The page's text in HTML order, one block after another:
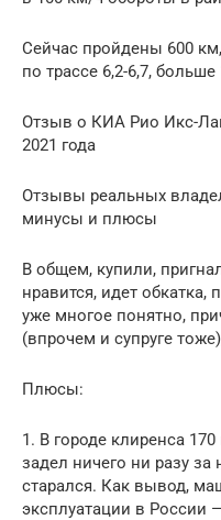
Сейчас пройдены 600
по трассе 6,2-6,7,
Отзыв о КИА Рио Икс-
2021 года
Отзывы реальных
минусы и плюсы
В общем, купили,
нравится, идет обкатка,
уже многое понятно,
(впрочем и супруге
Плюсы:
1. В городе клиренса
задел ничего ни разу
старался. Как вывод,
эксплуатации в России